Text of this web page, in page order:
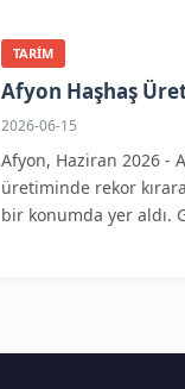
TARIM
Afyon Haşhaş
2026-06-15
Afyon, Haziran 2026 -
üretiminde rekor
bir konumda yer aldı.